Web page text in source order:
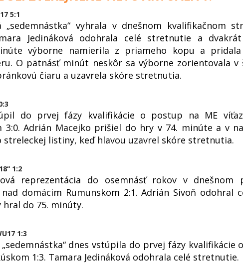
5:1
„sedemnástka“ vyhrala v dnešnom kvalifikačnom
Jedináková odohrala celé stretnutie a
výborne namierila z priameho kopu a
O pätnásť minút neskôr sa výborne zorientovala v
čiaru a uzavrela skóre stretnutia.
do prvej fázy kvalifikácie o postup na ME
3:0. Adrián Macejko prišiel do hry v 74. minúte a v
streleckej listiny, keď hlavou uzavrel skóre stretnutia.
1:2
reprezentácia do osemnásť rokov v dnešnom
domácim Rumunskom 2:1. Adrián Sivoň odohral
hral do 75. minúty.
1:3
„sedemnástka“ dnes vstúpila do prvej fázy kvalifikácie
1:3. Tamara Jedináková odohrala celé stretnutie.